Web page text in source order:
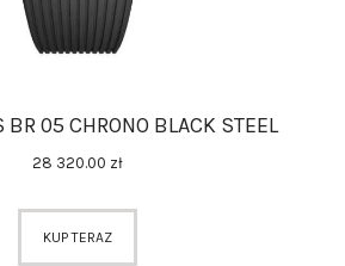
05 CHRONO BLACK STEEL
28 320.00 zł
KUP TERAZ